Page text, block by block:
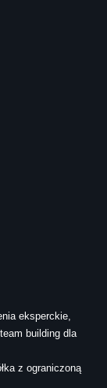
eksperckie,
building dla
z ograniczoną